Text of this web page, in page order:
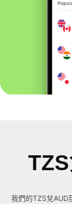
我們的TZS兌AUD